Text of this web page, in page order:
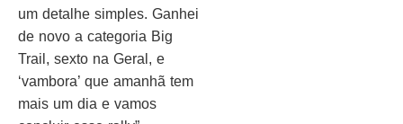
um detalhe simples. Ganhei
de novo a categoria Big
Trail, sexto na Geral, e
‘vambora’ que amanhã tem
mais um dia e vamos